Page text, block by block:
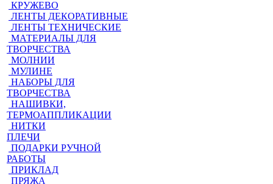
КРУЖЕВО
ЛЕНТЫ ДЕКОРАТИВНЫЕ
ЛЕНТЫ ТЕХНИЧЕСКИЕ
МАТЕРИАЛЫ ДЛЯ
ТВОРЧЕСТВА
МОЛНИИ
МУЛИНЕ
НАБОРЫ ДЛЯ
ТВОРЧЕСТВА
НАШИВКИ,
ТЕРМОАППЛИКАЦИИ
НИТКИ
ПЛЕЧИ
ПОДАРКИ РУЧНОЙ
РАБОТЫ
ПРИКЛАД
ПРЯЖА